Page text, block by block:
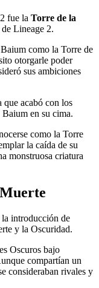
fue la Torre de la
Lineage 2.
como la Torre de
otorgarle poder
sus ambiciones
que acabó con los
en su cima.
como la Torre
la caída de su
monstruosa criatura
introducción de
y la Oscuridad.
Oscuros bajo
compartían un
consideraban rivales y